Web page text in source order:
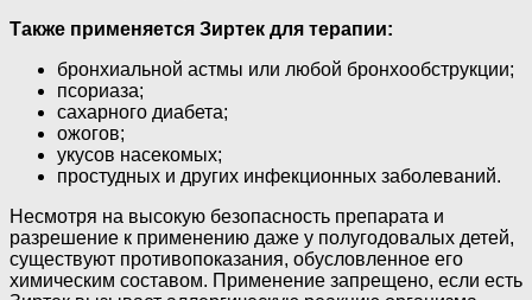
Также применяется Зиртек для терапии:
бронхиальной астмы или любой бронхообструкции;
псориаза;
сахарного диабета;
ожогов;
укусов насекомых;
простудных и других инфекционных заболеваний.
Несмотря на высокую безопасность препарата и
разрешение к применению даже у полугодовалых детей,
существуют противопоказания, обусловленное его
химическим составом. Применение запрещено, если есть